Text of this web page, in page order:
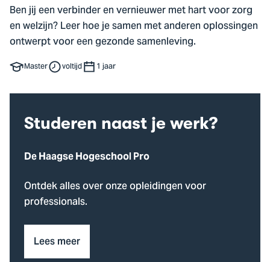
Ben jij een verbinder en vernieuwer met hart voor zorg
en welzijn? Leer hoe je samen met anderen oplossingen
ontwerpt voor een gezonde samenleving.
Master voltijd 1 jaar
Studeren naast je werk?
De Haagse Hogeschool Pro
Ontdek alles over onze opleidingen voor
professionals.
Lees meer